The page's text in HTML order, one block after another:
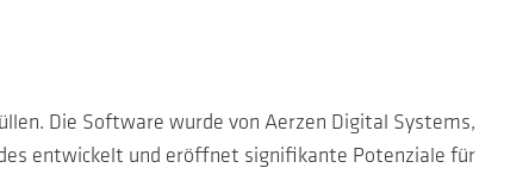
Die Software wurde von Aerzen Digital Systems,
entwickelt und eröffnet signifikante Potenziale für